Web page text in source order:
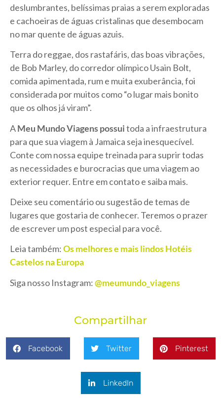
deslumbrantes, belíssimas praias a serem exploradas
e cachoeiras de águas cristalinas que desembocam
no mar quente de águas azuis.
Terra do reggae, dos rastafáris, das boas vibrações,
de Bob Marley, do corredor olímpico Usain Bolt,
comida apimentada, rum e muita exuberância, foi
considerada por muitos como “o lugar mais bonito
que os olhos já viram”.
AMeu Mundo Viagens possuitoda a infraestrutura
para que sua viagem à Jamaica seja inesquecível.
Conte com nossa equipe treinada para suprir todas
as necessidades e burocracias que uma viagem ao
exterior requer. Entre em contato e saiba mais.
Deixe seu comentário ou sugestão de temas de
lugares que gostaria de conhecer. Teremos o prazer
de escrever um post especial para você.
Leia também:Os melhores e mais lindos Hotéis
Castelos na Europa
Siga nosso Instagram:@meumundo_viagens
Compartilhar
Facebook Twitter Pinterest
LinkedIn